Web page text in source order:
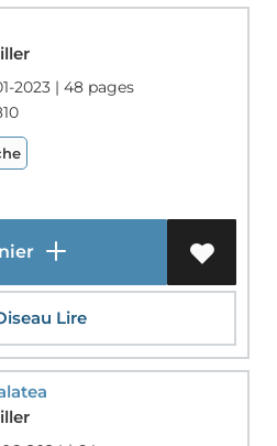
2023 | 48 pages
Lire